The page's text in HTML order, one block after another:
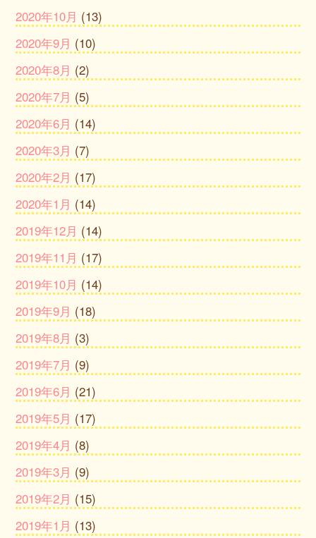
2020年10月 (13)
2020年9月 (10)
2020年8月 (2)
2020年7月 (5)
2020年6月 (14)
2020年3月 (7)
2020年2月 (17)
2020年1月 (14)
2019年12月 (14)
2019年11月 (17)
2019年10月 (14)
2019年9月 (18)
2019年8月 (3)
2019年7月 (9)
2019年6月 (21)
2019年5月 (17)
2019年4月 (8)
2019年3月 (9)
2019年2月 (15)
2019年1月 (13)